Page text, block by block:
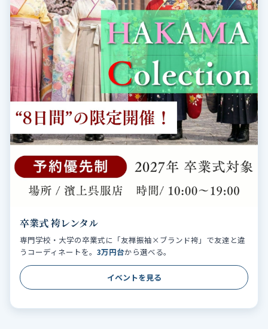
卒業式 袴レンタル
専門学校・大学の卒業式に「友禅振袖×ブランド袴」で友達と違
うコーディネートを。 3万円台から選べる。
イベントを見る